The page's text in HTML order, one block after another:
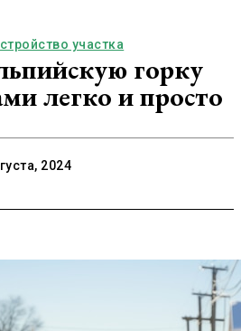
участка
горку
легко и просто
2024